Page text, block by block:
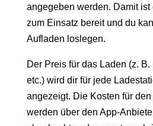
angegeben werden. Damit ist
zum Einsatz bereit und du
Aufladen loslegen.
Der Preis für das Laden (z.
etc.) wird dir für jede
angezeigt. Die Kosten für
werden über den App-